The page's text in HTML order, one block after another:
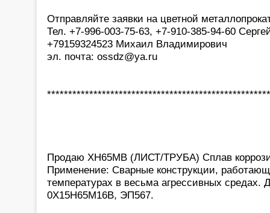
Отправляйте заявки на цветной
Тел. +7-996-003-75-63, +7-910-385-94-60
+79159324523 Михаил Владимирович
эл. почта: ossdz@ya.ru
Продаю ХН65МВ (ЛИСТ/ТРУБА) Сплав
Применение: Сварные конструкции,
температурах в весьма агрессивных средах.
0Х15Н65М16В, ЭП567.